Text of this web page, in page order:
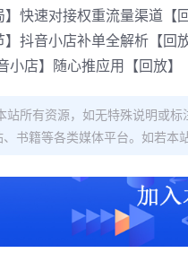
】快速对接权重流量渠道【
】抖音小店补单全解析【回放
小店】随心推应用【回放】
站所有资源，如无特殊说明或
书籍等各类媒体平台。如若本